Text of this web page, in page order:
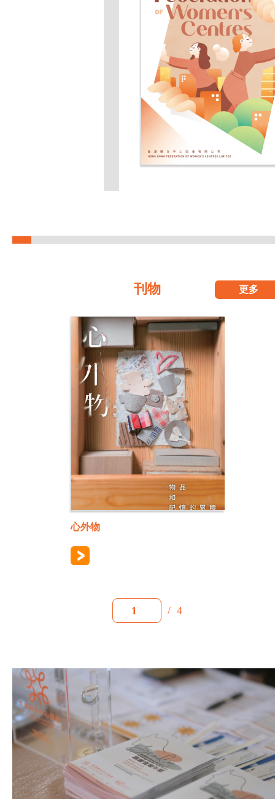
刊物 更多
心外物
1 / 4